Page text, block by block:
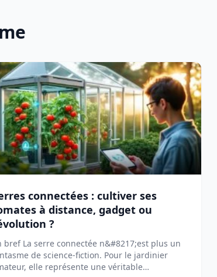
connectées : cultiver ses
à distance, gadget ou
?
bref La serre connectée n&#8217;est plus un
de science-fiction. Pour le jardinier
elle représente une véritable